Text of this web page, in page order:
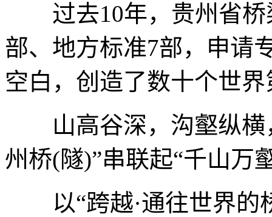
过去10年，贵州省桥
部、地方标准7部，申请
空白，创造了数十个世
山高谷深，沟壑纵横
州桥(隧)”串联起“千山万
以“跨越·通往世界的